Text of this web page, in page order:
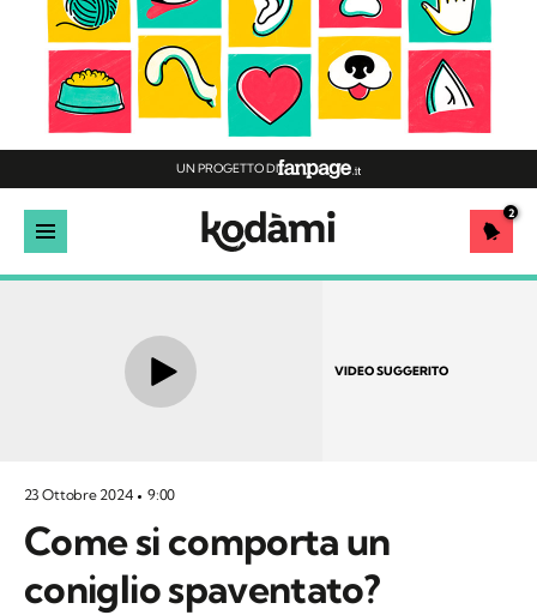
UN PROGETTO DI
2
VIDEO SUGGERITO
23 Ottobre 2024 9:00
Come si comporta un
coniglio spaventato?